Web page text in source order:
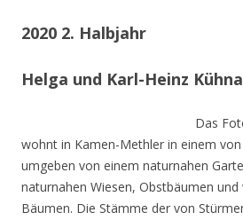
2020 2. Halbjahr
Helga und Karl-Heinz
Das
wohnt in Kamen-Methler in einem
umgeben von einem naturnahen
naturnahen Wiesen, Obstbäumen
Bäumen. Die Stämme der von